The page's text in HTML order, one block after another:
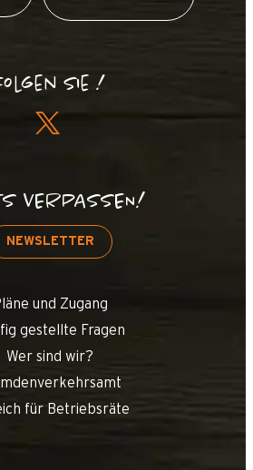
Sie !
VERPASSEN!
NEWSLETTER
und Zugang
gestellte Fragen
Wer sind wir?
für Betriebsräte